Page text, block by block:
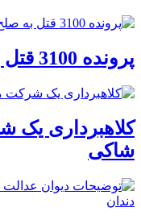
پرونده 3100 قتل به صلح و سازش ختم شد
شاکی